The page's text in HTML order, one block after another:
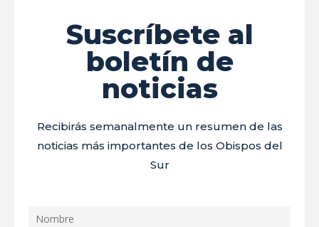
Suscríbete al
boletín de
noticias
Recibirás semanalmente un resumen de las
noticias más importantes de los Obispos del
Sur